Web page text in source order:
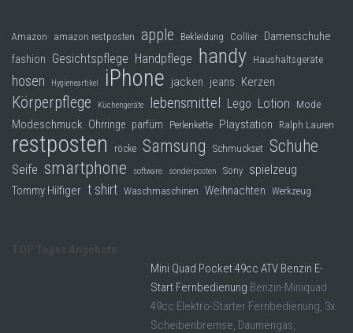
Amazon amazon restposten apple Bekleidung Collier Damenschuhe
fashion Gesichtspflege Handpflege handy Haushaltsgeräte
hosen Hygieneartikel iPhone jacken jeans Kerzen
Körperpflege Küchengeräte lebensmittel Lego Lotion Mode
Modeschmuck Ohrringe parfüm Perlenkette Playstation Ralph Lauren
restposten röcke Samsung Schmuckset Schuhe
Seife smartphone software sonderposten Sony spielzeug
Tommy Hilfiger t shirt Waschmaschinen Weihnachten Werkzeug
Mini Quad Pocket 49cc ATV Benzin E-
Start Fernbedienung Benzin-Miniquad
49cc Elektro-Starter Fernbedienung, 3x
Scheibenbremse, Daumengas,